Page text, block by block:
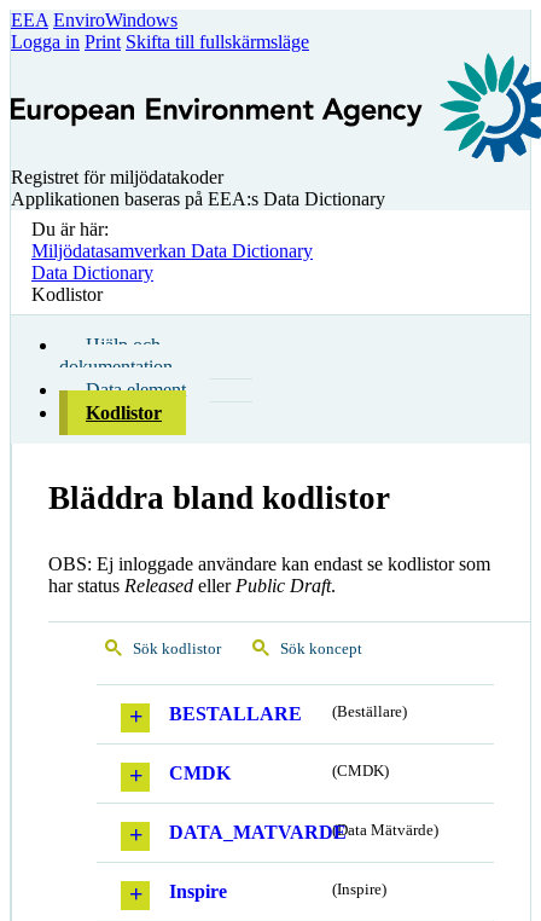
EEA EnviroWindows
Logga in Print Skifta till fullskärmsläge
Registret för miljödatakoder
Applikationen baseras på EEA:s Data Dictionary
Du är här:
Miljödatasamverkan Data Dictionary
Data Dictionary
Kodlistor
Hjälp och
dokumentation
Data element
Kodlistor
Bläddra bland kodlistor
OBS: Ej inloggade användare kan endast se kodlistor som
har status Released eller Public Draft.
Sök kodlistor Sök koncept
BESTALLARE (Beställare)
CMDK (CMDK)
DATA_MATVARDE(Data Mätvärde)
Inspire (Inspire)